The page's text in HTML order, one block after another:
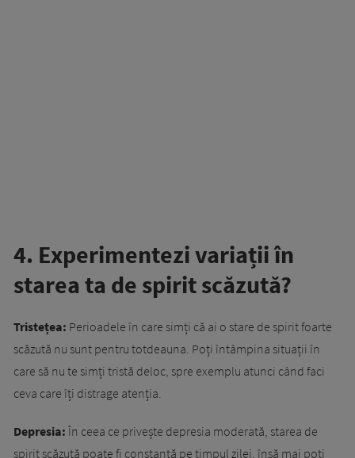
4. Experimentezi variații în
starea ta de spirit scăzută?
Tristețea: Perioadele în care simți că ai o stare de spirit foarte
scăzută nu sunt pentru totdeauna. Poți întâmpina situații în
care să nu te simți tristă deloc, spre exemplu atunci când faci
ceva care îți distrage atenția.
Depresia: În ceea ce privește depresia moderată, starea de
spirit scăzută poate fi constantă pe timpul zilei, însă mai poți